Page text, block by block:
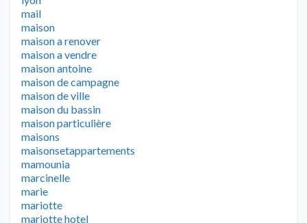
mail
maison
maison a renover
maison a vendre
maison antoine
maison de campagne
maison de ville
maison du bassin
maison particulière
maisons
maisonsetappartements
mamounia
marcinelle
marie
mariotte
mariotte hotel